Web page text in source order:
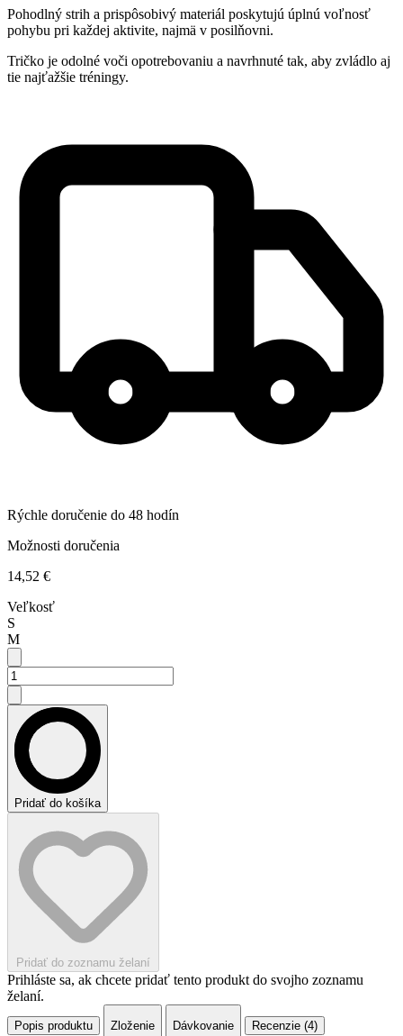
Pohodlný strih a prispôsobivý materiál poskytujú úplnú voľnosť
pohybu pri každej aktivite, najmä v posilňovni.
Tričko je odolné voči opotrebovaniu a navrhnuté tak, aby zvládlo aj
tie najťažšie tréningy.
Rýchle doručenie do 48 hodín
Možnosti doručenia
14,52 €
Veľkosť
S
M
Pridať do košíka
Pridať do zoznamu želaní
Prihláste sa, ak chcete pridať tento produkt do svojho zoznamu
želaní.
Popis produktu Zloženie Dávkovanie Recenzie (4)